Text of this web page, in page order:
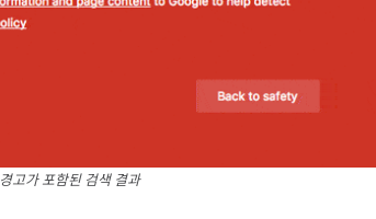
고가 포함된 검색 결과